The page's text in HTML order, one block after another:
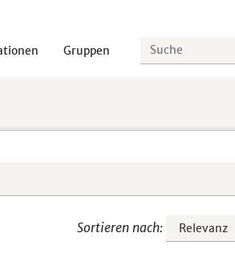
Gruppen
Sortieren nach